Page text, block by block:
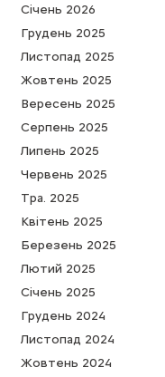
Cічень 2026
Грудень 2025
Листопад 2025
Жовтень 2025
Вересень 2025
Серпень 2025
Липень 2025
Червень 2025
Тра. 2025
Квітень 2025
Березень 2025
Лютий 2025
Cічень 2025
Грудень 2024
Листопад 2024
Жовтень 2024